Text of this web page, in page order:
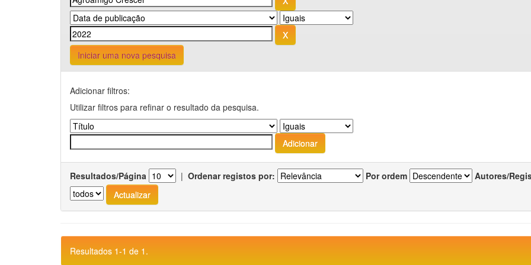
Iniciar uma nova pesquisa
Adicionar filtros:
Utilizar filtros para refinar o resultado da pesquisa.
Resultados/Página | Ordenar registos por: Por ordem Autores/
Resultados 1-1 de 1.